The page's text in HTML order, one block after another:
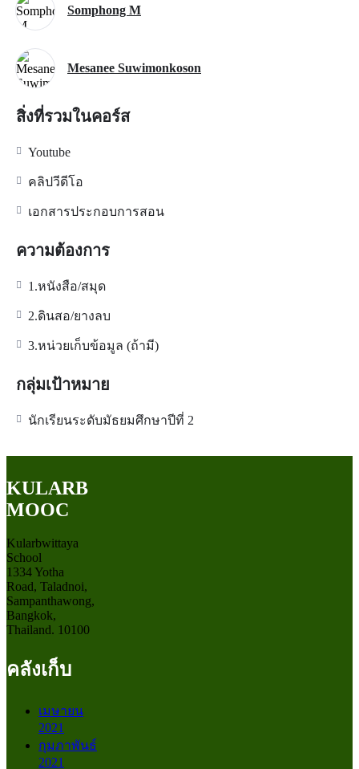
Somphong M
Mesanee Suwimonkoson
สิ่งที่รวมในคอร์ส
Youtube
คลิปวีดีโอ
เอกสารประกอบการสอน
ความต้องการ
1.หนังสือ/สมุด
2.ดินสอ/ยางลบ
3.หน่วยเก็บข้อมูล (ถ้ามี)
กลุ่มเป้าหมาย
นักเรียนระดับมัธยมศึกษาปีที่ 2
KULARB
MOOC
Kularbwittaya
School
1334 Yotha
Road, Taladnoi,
Sampanthawong,
Bangkok,
Thailand. 10100
คลังเก็บ
เมษายน
2021
กุมภาพันธ์
2021